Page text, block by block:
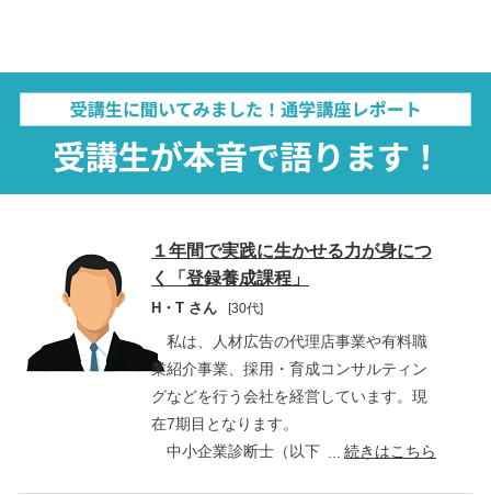
１年間で実践に生かせる力が身につ
く「登録養成課程」
H・T さん [30代]
私は、人材広告の代理店事業や有料職
業紹介事業、採用・育成コンサルティン
グなどを行う会社を経営しています。現
在7期目となります。
中小企業診断士（以下「診断士」とい
続きはこちら